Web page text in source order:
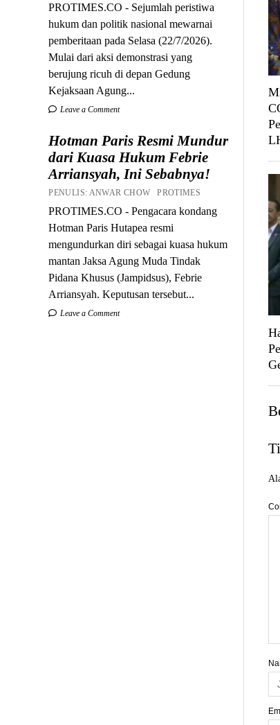
PROTIMES.CO - Sejumlah peristiwa
hukum dan politik nasional mewarnai
pemberitaan pada Selasa (22/7/2026).
Mulai dari aksi demonstrasi yang
berujung ricuh di depan Gedung
Kejaksaan Agung...
Leave a Comment
Hotman Paris Resmi Mundur
dari Kuasa Hukum Febrie
Arriansyah, Ini Sebabnya!
PENULIS: ANWAR CHOW PROTIMES
PROTIMES.CO - Pengacara kondang
Hotman Paris Hutapea resmi
mengundurkan diri sebagai kuasa hukum
mantan Jaksa Agung Muda Tindak
Pidana Khusus (Jampidsus), Febrie
Arriansyah. Keputusan tersebut...
Leave a Comment